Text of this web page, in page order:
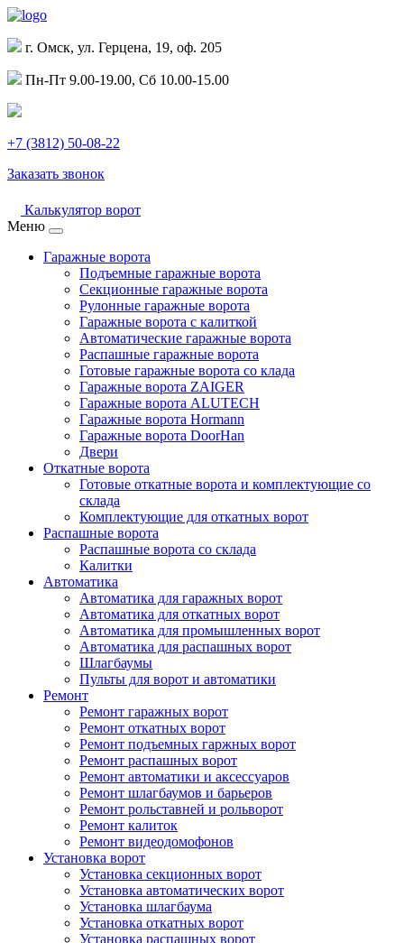
г. Омск, ул. Герцена, 19, оф. 205
Пн-Пт 9.00-19.00, Сб 10.00-15.00
+7 (3812) 50-08-22
Заказать звонок
Калькулятор ворот
Меню
Гаражные ворота
Подъемные гаражные ворота
Секционные гаражные ворота
Рулонные гаражные ворота
Гаражные ворота с калиткой
Автоматические гаражные ворота
Распашные гаражные ворота
Готовые гаражные ворота со клада
Гаражные ворота ZAIGER
Гаражные ворота ALUTECH
Гаражные ворота Hormann
Гаражные ворота DoorHan
Двери
Откатные ворота
Готовые откатные ворота и комплектующие со
склада
Комплектующие для откатных ворот
Распашные ворота
Распашные ворота со склада
Калитки
Автоматика
Автоматика для гаражных ворот
Автоматика для откатных ворот
Автоматика для промышленных ворот
Автоматика для распашных ворот
Шлагбаумы
Пульты для ворот и автоматики
Ремонт
Ремонт гаражных ворот
Ремонт откатных ворот
Ремонт подъемных гаржных ворот
Ремонт распашных ворот
Ремонт автоматики и аксессуаров
Ремонт шлагбаумов и барьеров
Ремонт рольставней и рольворот
Ремонт калиток
Ремонт видеодомофонов
Установка ворот
Установка секционных ворот
Установка автоматических ворот
Установка шлагбаума
Установка откатных ворот
Установка распашных ворот